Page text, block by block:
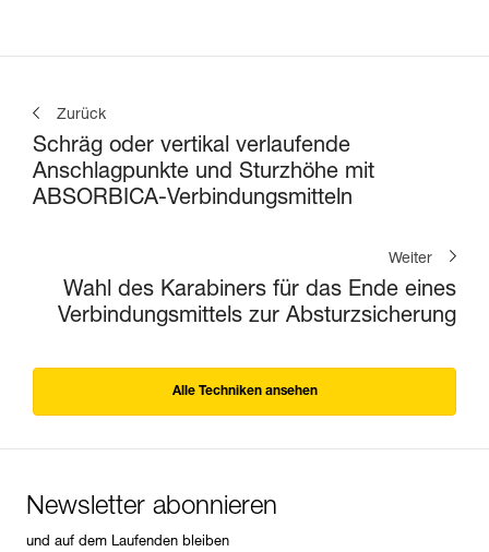
Zurück
Schräg oder vertikal verlaufende
Anschlagpunkte und Sturzhöhe mit
ABSORBICA-Verbindungsmitteln
Weiter
Wahl des Karabiners für das Ende eines
Verbindungsmittels zur Absturzsicherung
Alle Techniken ansehen
Newsletter abonnieren
und auf dem Laufenden bleiben